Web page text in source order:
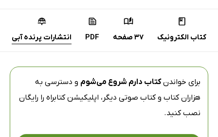
کتاب الکترونیک 37 صفحه PDF انتشارات پرنده آبی
برای خواندنکتاب دارم شروع می‌شوم و دسترسی به
هزاران کتاب و کتاب صوتی دیگر، اپلیکیشن کتابراه را رایگان
نصب کنید.